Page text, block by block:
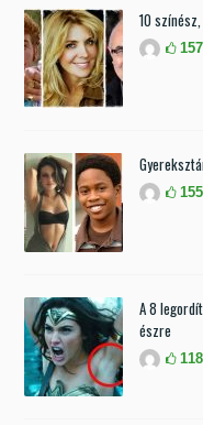
10
157
155
A 8
észre
118